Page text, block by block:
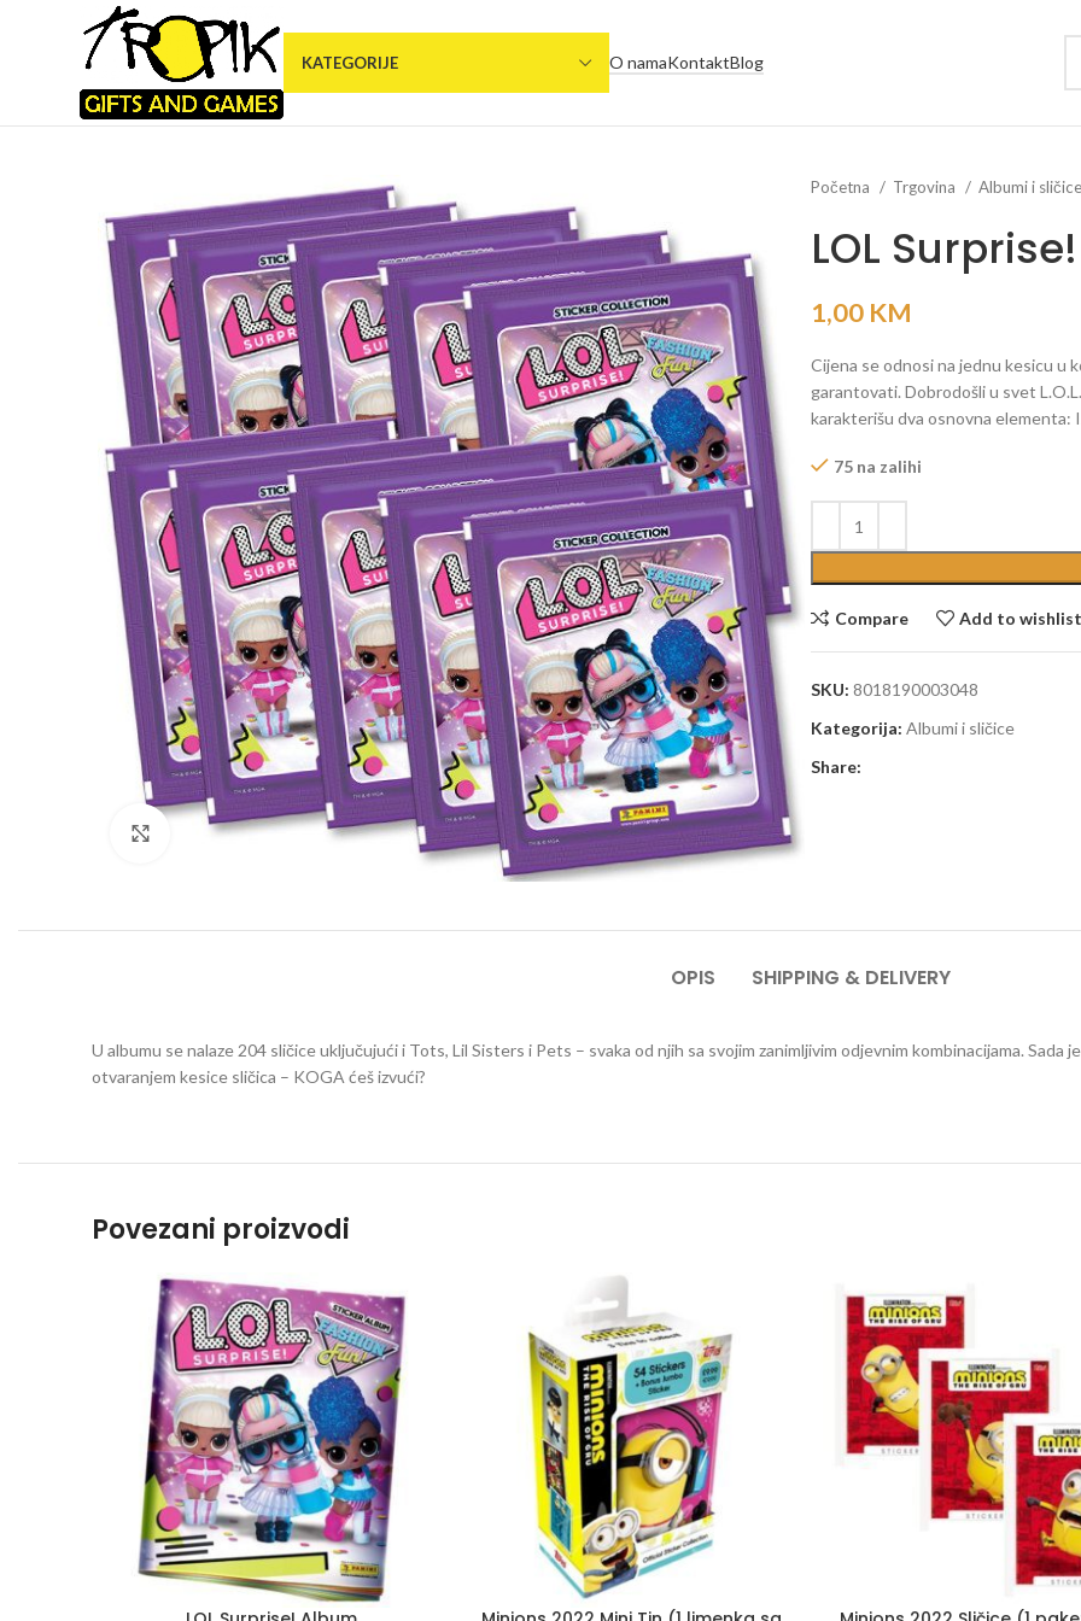
KATEGORIJE O namaKontaktBlog
Click to enlarge
Početna Trgovina Albumi i sličice
LOL
1,00 KM
Cijena se odnosi na jednu kesicu u
garantovati. Dobrodošli u svet
karakterišu dva osnovna
75 na zalihi
Compare Add to wishlist
SKU: 8018190003048
Kategorija: Albumi i sličice
Share:
OPIS SHIPPING & DELIVERY
U albumu se nalaze 204 sličice uključujući i Tots, Lil Sisters i Pets – svaka od njih sa svojim zanimljivim odjevnim kombinacijama. Sada
otvaranjem kesice sličica – KOGA ćeš izvući?
Povezani proizvodi